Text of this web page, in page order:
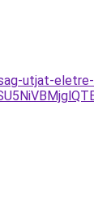
utjat-